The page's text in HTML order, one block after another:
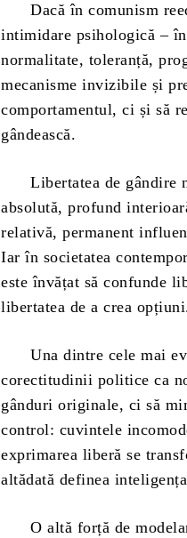
Dacă în comunism
intimidare psihologică –
normalitate, toleranță,
mecanisme invizibile și
comportamentul, ci și să
gândească.
Libertatea de gândire
absolută, profund
relativă, permanent
Iar în societatea
este învățat să confunde
libertatea de a crea
Una dintre cele mai
corectitudinii politice ca
gânduri originale, ci să
control: cuvintele
exprimarea liberă se
altădată definea
O altă forță de